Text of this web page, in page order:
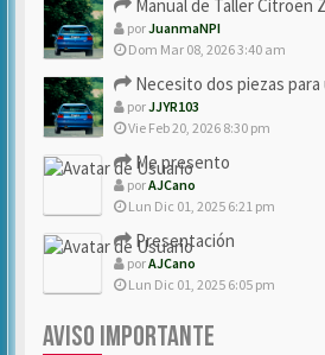
Manual de Taller Citroën
porJuanmaNPI
Dom Mar 08, 2026 3:40 am
Necesito dos piezas para
porJJYR103
Vie Feb 20, 2026 8:30 pm
Me presento
porAJCano
Lun Dic 01, 2025 6:21 pm
Presentación
porAJCano
Lun Dic 01, 2025 6:05 pm
AVISO IMPORTANTE